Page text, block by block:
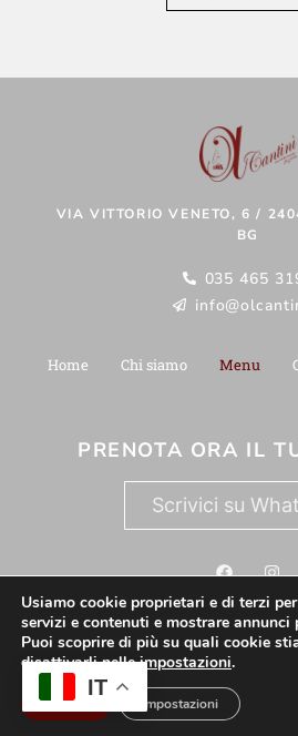
VIA VITTORIO VENETO, 6 /
BG
035 465
Home Chi siamo Menu
PRENOTA ORA IL
Scrivici su
Ristorante Pizzeria
Sito CERTIFICATO
Questo sito è
IT
Usiamo cookie proprietari e di terzi
servizi e contenuti e mostrare annunci
Puoi scoprire di più su quali cookie
disattivarli nelleimpostazioni.
Accetta Impostazioni